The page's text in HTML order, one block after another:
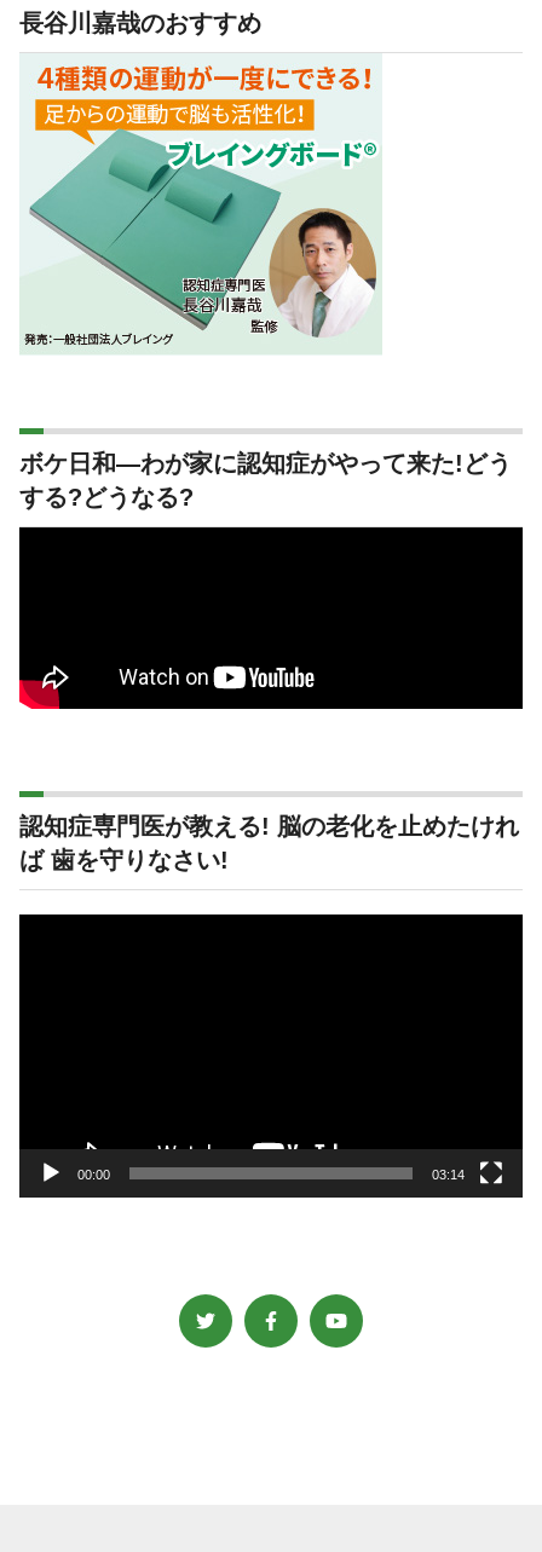
長谷川嘉哉のおすすめ
ボケ日和―わが家に認知症がやって来た!どう
する?どうなる?
認知症専門医が教える! 脳の老化を止めたけれ
ば 歯を守りなさい!
00:00 03:14